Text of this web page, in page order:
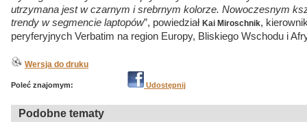
utrzymana jest w czarnym i srebrnym kolorze. Nowoczesnym
trendy w segmencie laptopów”, powiedział Kai Miroschnik,
peryferyjnych Verbatim na region Europy, Bliskiego Wschodu i
Wersja do druku
Poleć znajomym: Udostępnij
Podobne tematy